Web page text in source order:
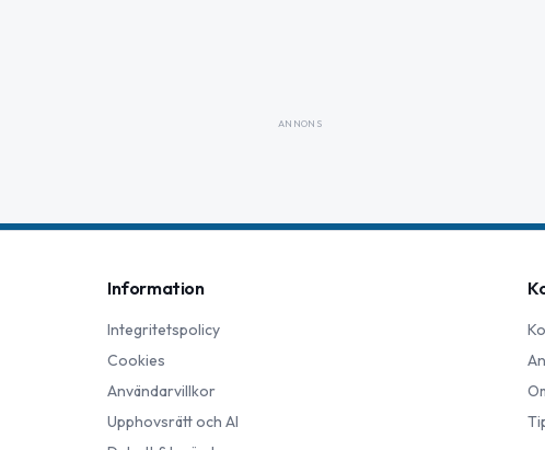
ANNONS
Information
Integritetspolicy
Cookies
Användarvillkor
Upphovsrätt och AI